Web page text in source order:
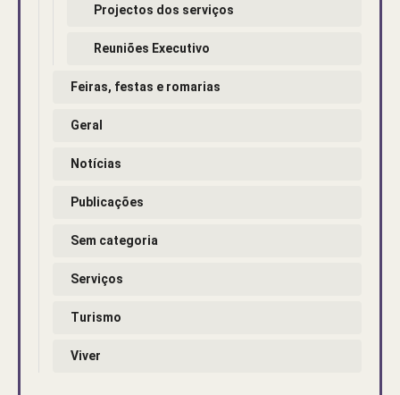
Projectos dos serviços
Reuniões Executivo
Feiras, festas e romarias
Geral
Notícias
Publicações
Sem categoria
Serviços
Turismo
Viver